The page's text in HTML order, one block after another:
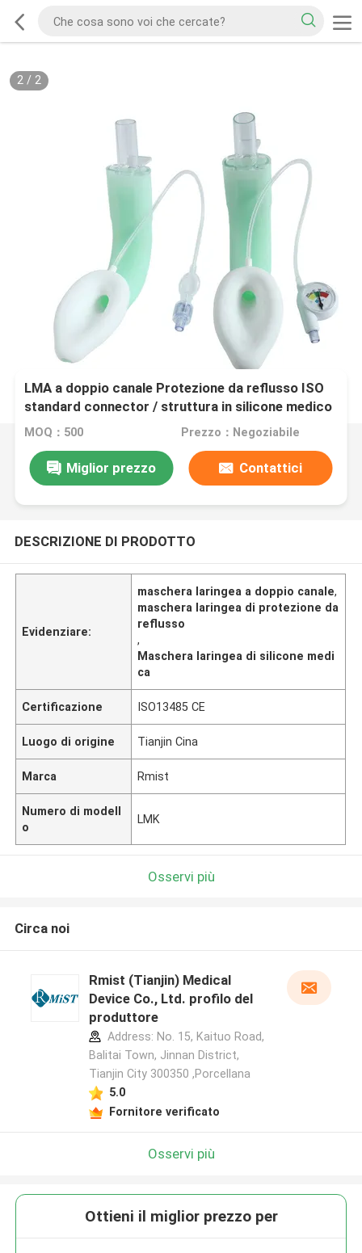
2/ 2
LMA a doppio canale Protezione da reflusso ISO
standard connector / struttura in silicone medico
/ CE ISO
MOQ：500 Prezzo：Negoziabile
Miglior prezzo Contattici
DESCRIZIONE DI PRODOTTO
Evidenziare:
maschera laringea a doppio canale,
maschera laringea di protezione da
reflusso
,
Maschera laringea di silicone medi
ca
Certificazione ISO13485 CE
Luogo di origine Tianjin Cina
Marca Rmist
Numero di modell
o
LMK
Osservi più
Circa noi
Rmist (Tianjin) Medical
Device Co., Ltd. profilo del
produttore
Address: No. 15, Kaituo Road,
Balitai Town, Jinnan District,
Tianjin City 300350 ,Porcellana
5.0
Fornitore verificato
Osservi più
Ottieni il miglior prezzo per